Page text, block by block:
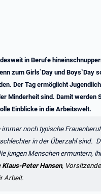
in Berufe
zum Girls`Day und Boys`Day
Der Tag ermöglicht
Minderheit sind. Damit werden
Einblicke in die Arbeitswelt.
noch typische
in der Überzahl sind.
jungen Menschen ermuntern,
Klaus-Peter Hansen,
Arbeit.